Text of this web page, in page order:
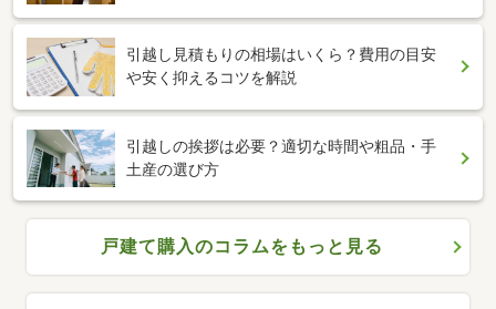
引越し見積もりの相場はいくら？費用の目安
や安く抑えるコツを解説
引越しの挨拶は必要？適切な時間や粗品・手
土産の選び方
戸建て購入のコラムをもっと見る